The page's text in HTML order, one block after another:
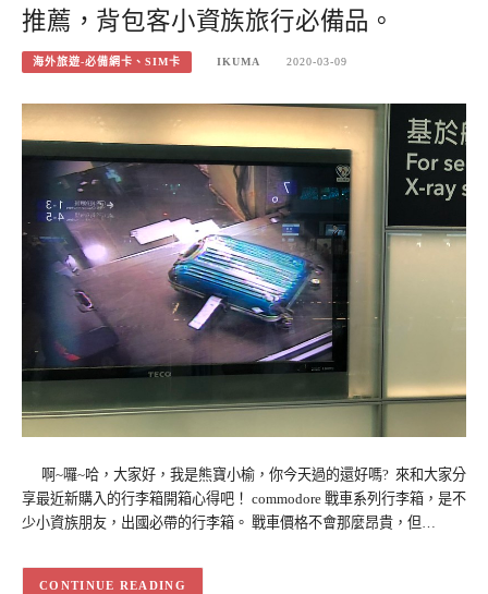
推薦，背包客小資族旅行必備品。
海外旅遊-必備網卡、SIM卡 IKUMA 2020-03-09
啊~囉~哈，大家好，我是熊寶小榆，你今天過的還好嗎? 來和大家分
享最近新購入的行李箱開箱心得吧！ commodore 戰車系列行李箱，是不
少小資族朋友，出國必帶的行李箱。 戰車價格不會那麼昂貴，但…
CONTINUE READING